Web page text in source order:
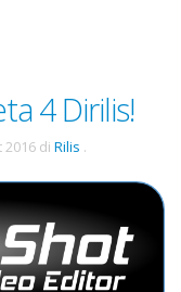
4 Dirilis!
2016 di Rilis .